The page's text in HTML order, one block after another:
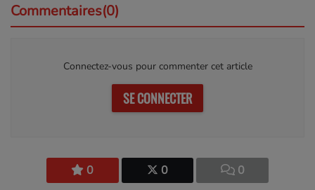
0 0 0
Commentaires(0)
Connectez-vous pour commenter cet article
SE CONNECTER